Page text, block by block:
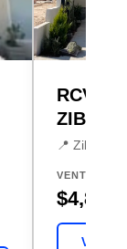
RCV
ZIBATA
📍 Zibatá,
VENTA
VER